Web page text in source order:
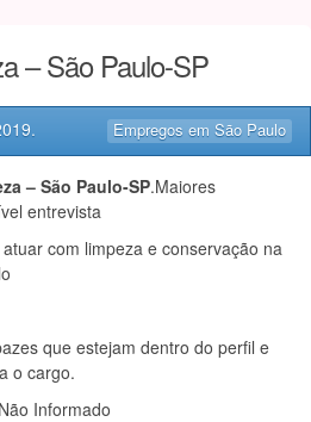
– São Paulo-SP
Empregos em São Paulo
.
– São Paulo-SP.Maiores
entrevista
atuar com limpeza e conservação na
que estejam dentro do perfil e
o cargo.
Não Informado